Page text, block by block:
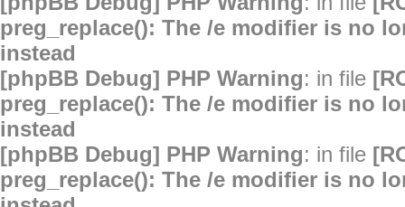
preg_replace(): The /e modifier is no
instead
[phpBB Debug] PHP Warning: in file
preg_replace(): The /e modifier is no
instead
[phpBB Debug] PHP Warning: in file
preg_replace(): The /e modifier is no